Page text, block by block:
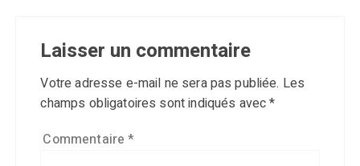
Laisser un commentaire
Votre adresse e-mail ne sera pas publiée. Les
champs obligatoires sont indiqués avec*
Commentaire*